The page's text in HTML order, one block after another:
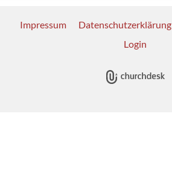
Impressum Datenschutzerklärung
Login